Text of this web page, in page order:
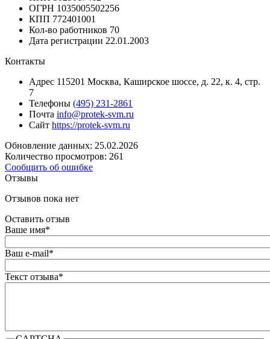
ОГРН 1035005502256
КПП 772401001
Кол-во работников 70
Дата регистрации 22.01.2003
Контакты
Адрес 115201 Москва, Каширское шоссе, д. 22, к. 4, стр.
7
Телефоны (495) 231-2861
Почта info@protek-svm.ru
Сайт https://protek-svm.ru
Обновление данных: 25.02.2026
Количество просмотров: 261
Сообщить об ошибке
Отзывы
Отзывов пока нет
Оставить отзыв
Ваше имя*
Ваш e-mail*
Текст отзыва*